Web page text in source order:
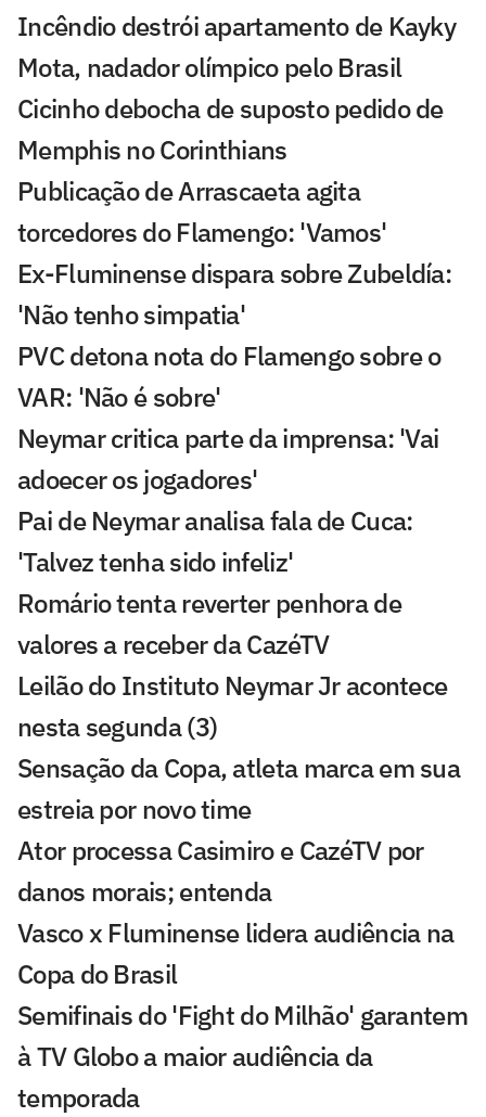
Incêndio destrói apartamento de Kayky
Mota, nadador olímpico pelo Brasil
Cicinho debocha de suposto pedido de
Memphis no Corinthians
Publicação de Arrascaeta agita
torcedores do Flamengo: 'Vamos'
Ex-Fluminense dispara sobre Zubeldía:
'Não tenho simpatia'
PVC detona nota do Flamengo sobre o
VAR: 'Não é sobre'
Neymar critica parte da imprensa: 'Vai
adoecer os jogadores'
Pai de Neymar analisa fala de Cuca:
'Talvez tenha sido infeliz'
Romário tenta reverter penhora de
valores a receber da CazéTV
Leilão do Instituto Neymar Jr acontece
nesta segunda (3)
Sensação da Copa, atleta marca em sua
estreia por novo time
Ator processa Casimiro e CazéTV por
danos morais; entenda
Vasco x Fluminense lidera audiência na
Copa do Brasil
Semifinais do 'Fight do Milhão' garantem
à TV Globo a maior audiência da
temporada